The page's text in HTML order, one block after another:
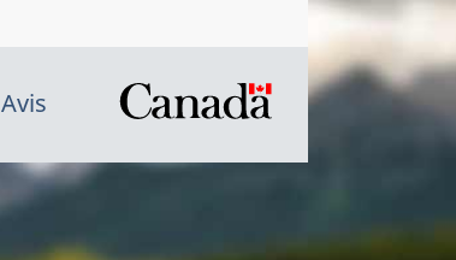
Avis
/
gouvernement